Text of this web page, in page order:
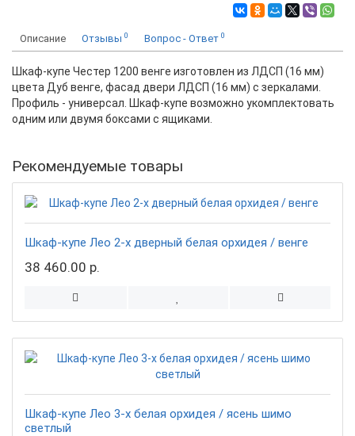
Описание Отзывы 0 Вопрос - Ответ 0
Шкаф-купе Честер 1200 венге изготовлен из ЛДСП (16 мм)
цвета Дуб венге, фасад двери ЛДСП (16 мм) с зеркалами.
Профиль - универсал. Шкаф-купе возможно укомплектовать
одним или двумя боксами с ящиками.
Рекомендуемые товары
Шкаф-купе Лео 2-х дверный белая орхидея / венге
38 460.00 р.
Шкаф-купе Лео 3-х белая орхидея / ясень шимо
светлый